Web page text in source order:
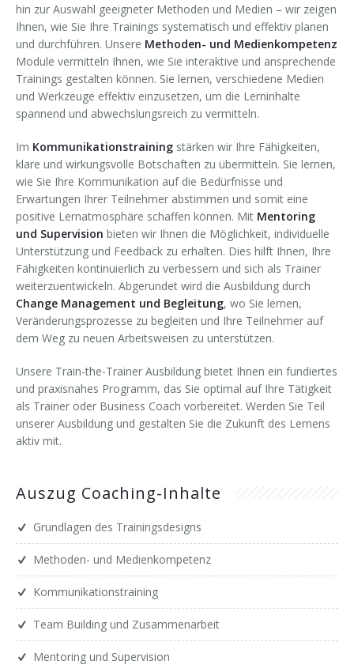
hin zur Auswahl geeigneter Methoden und Medien – wir zeigen
Ihnen, wie Sie Ihre Trainings systematisch und effektiv planen
und durchführen. Unsere Methoden- und Medienkompetenz
Module vermitteln Ihnen, wie Sie interaktive und ansprechende
Trainings gestalten können. Sie lernen, verschiedene Medien
und Werkzeuge effektiv einzusetzen, um die Lerninhalte
spannend und abwechslungsreich zu vermitteln.
Im Kommunikationstraining stärken wir Ihre Fähigkeiten,
klare und wirkungsvolle Botschaften zu übermitteln. Sie lernen,
wie Sie Ihre Kommunikation auf die Bedürfnisse und
Erwartungen Ihrer Teilnehmer abstimmen und somit eine
positive Lernatmosphäre schaffen können. Mit Mentoring
und Supervision bieten wir Ihnen die Möglichkeit, individuelle
Unterstützung und Feedback zu erhalten. Dies hilft Ihnen, Ihre
Fähigkeiten kontinuierlich zu verbessern und sich als Trainer
weiterzuentwickeln. Abgerundet wird die Ausbildung durch
Change Management und Begleitung, wo Sie lernen,
Veränderungsprozesse zu begleiten und Ihre Teilnehmer auf
dem Weg zu neuen Arbeitsweisen zu unterstützen.
Unsere Train-the-Trainer Ausbildung bietet Ihnen ein fundiertes
und praxisnahes Programm, das Sie optimal auf Ihre Tätigkeit
als Trainer oder Business Coach vorbereitet. Werden Sie Teil
unserer Ausbildung und gestalten Sie die Zukunft des Lernens
aktiv mit.
Auszug Coaching-Inhalte
Grundlagen des Trainingsdesigns
Methoden- und Medienkompetenz
Kommunikationstraining
Team Building und Zusammenarbeit
Mentoring und Supervision